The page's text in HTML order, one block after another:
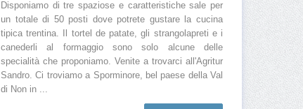
Disponiamo di tre spaziose e caratteristiche sale per
un totale di 50 posti dove potrete gustare la cucina
tipica trentina. Il tortel de patate, gli strangolapreti e i
canederli al formaggio sono solo alcune delle
specialità che proponiamo. Venite a trovarci all'Agritur
Sandro. Ci troviamo a Sporminore, bel paese della Val
di Non in ...